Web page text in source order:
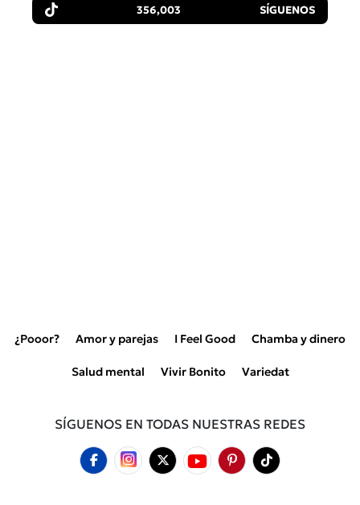
356,003 SÍGUENOS
¿Pooor? Amor y parejas I Feel Good Chamba y dinero
Salud mental Vivir Bonito Variedat
SÍGUENOS EN TODAS NUESTRAS REDES